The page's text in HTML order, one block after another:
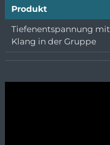
Produkt
Tiefenentspannung mit
Klang in der Gruppe